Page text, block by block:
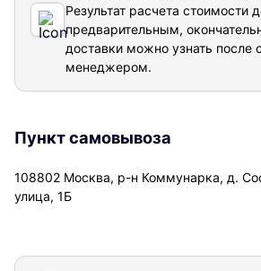
Результат расчета стоимости
предварительным,
доставки можно узнать после
менеджером.
Пункт самовывоза
108802 Москва, р-н Коммунарка, д.
улица, 1Б